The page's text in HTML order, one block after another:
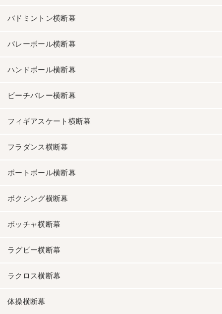
バドミントン横断幕
バレーボール横断幕
ハンドボール横断幕
ビーチバレー横断幕
フィギアスケート横断幕
フラダンス横断幕
ポートボール横断幕
ボクシング横断幕
ボッチャ横断幕
ラグビー横断幕
ラクロス横断幕
体操横断幕